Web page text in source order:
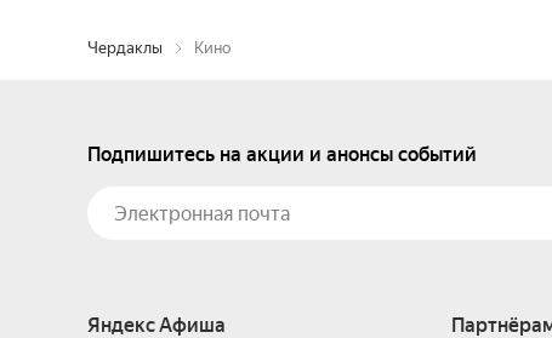
Чердаклы Кино
Подпишитесь на акции и анонсы событий
Яндекс Афиша